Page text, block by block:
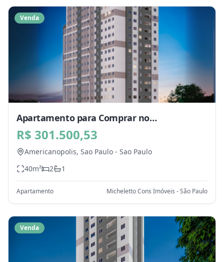
Venda
Apartamento para Comprar no
Americanopolis, Sao Paulo - SP
R$ 301.500,53
Americanopolis, Sao Paulo - Sao Paulo
40m² 2 1
Apartamento Micheletto Cons Imóveis - São Paulo
Venda